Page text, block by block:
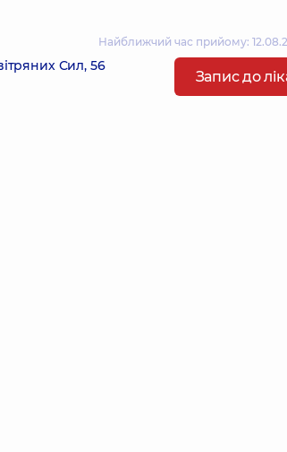
Найближчий час прийому:
Сил, 56
Запис до